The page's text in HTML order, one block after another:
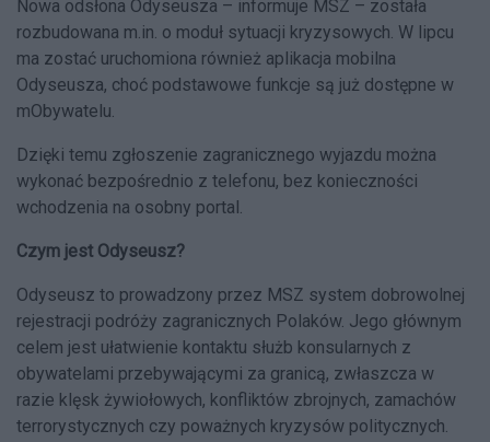
Nowa odsłona Odyseusza – informuje MSZ – została
rozbudowana m.in. o moduł sytuacji kryzysowych. W lipcu
ma zostać uruchomiona również aplikacja mobilna
Odyseusza, choć podstawowe funkcje są już dostępne w
mObywatelu.
Dzięki temu zgłoszenie zagranicznego wyjazdu można
wykonać bezpośrednio z telefonu, bez konieczności
wchodzenia na osobny portal.
Czym jest Odyseusz?
Odyseusz to prowadzony przez MSZ system dobrowolnej
rejestracji podróży zagranicznych Polaków. Jego głównym
celem jest ułatwienie kontaktu służb konsularnych z
obywatelami przebywającymi za granicą, zwłaszcza w
razie klęsk żywiołowych, konfliktów zbrojnych, zamachów
terrorystycznych czy poważnych kryzysów politycznych.